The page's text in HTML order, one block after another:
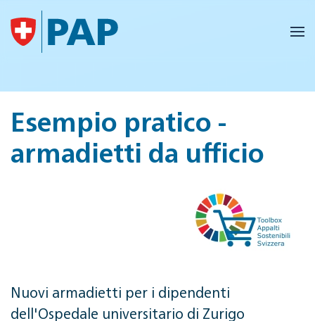
Skip to main content
Esempio pratico -
armadietti da ufficio
Nuovi armadietti per i dipendenti
dell'Ospedale universitario di Zurigo